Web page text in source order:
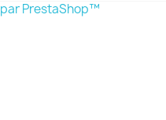
PrestaShop™